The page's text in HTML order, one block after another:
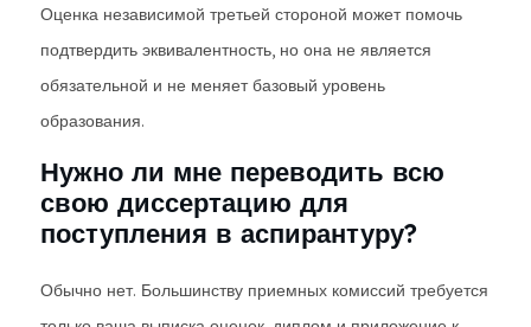
Оценка независимой третьей стороной может помочь
подтвердить эквивалентность, но она не является
обязательной и не меняет базовый уровень
образования.
Нужно ли мне переводить всю
свою диссертацию для
поступления в аспирантуру?
Обычно нет. Большинству приемных комиссий требуется